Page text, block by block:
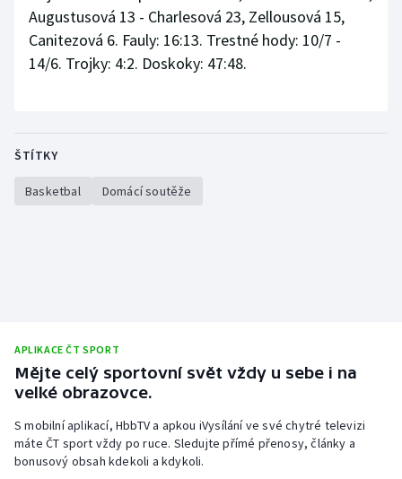
Augustusová 13 - Charlesová 23, Zellousová 15,
Canitezová 6. Fauly: 16:13. Trestné hody: 10/7 -
14/6. Trojky: 4:2. Doskoky: 47:48.
ŠTÍTKY
Basketbal Domácí soutěže
APLIKACE ČT SPORT
Mějte celý sportovní svět vždy u sebe i na
velké obrazovce.
S mobilní aplikací, HbbTV a apkou iVysílání ve své chytré televizi
máte ČT sport vždy po ruce. Sledujte přímé přenosy, články a
bonusový obsah kdekoli a kdykoli.